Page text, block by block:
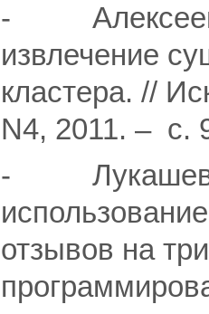
- Алексеев
извлечение
кластера. //
N4, 2011. – c.
- Лукашевич
отзывов на